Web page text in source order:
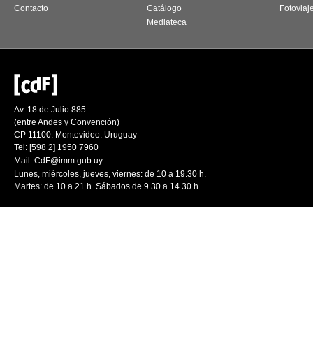
Contacto
Catálogo
Mediateca
Av. 18 de Julio 885
(entre Andes y Convención)
CP 11100. Montevideo. Uruguay
Tel: [598 2] 1950 7960
Mail: CdF@imm.gub.uy
Lunes, miércoles, jueves, viernes: de 10 a 19.30 h.
Martes: de 10 a 21 h. Sábados de 9.30 a 14.30 h.